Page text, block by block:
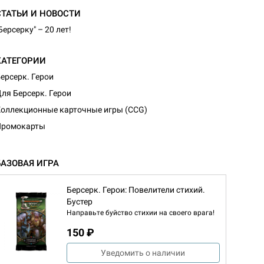
И НОВОСТИ
– 20 лет!
Герои
Берсерк. Герои
карточные игры (CCG)
ИГРА
Берсерк. Герои: Повелители стихий.
Бустер
Направьте буйство стихии на своего врага!
150 ₽
Уведомить о наличии
Журнал
Братья